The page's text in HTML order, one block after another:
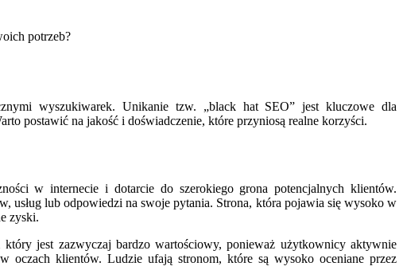
potrzeb?
wyszukiwarek. Unikanie tzw. „black hat SEO” jest kluczowe dla
postawić na jakość i doświadczenie, które przyniosą realne korzyści.
w internecie i dotarcie do szerokiego grona potencjalnych klientów.
usług lub odpowiedzi na swoje pytania. Strona, która pojawia się wysoko w
zyski.
jest zazwyczaj bardzo wartościowy, ponieważ użytkownicy aktywnie
klientów. Ludzie ufają stronom, które są wysoko oceniane przez